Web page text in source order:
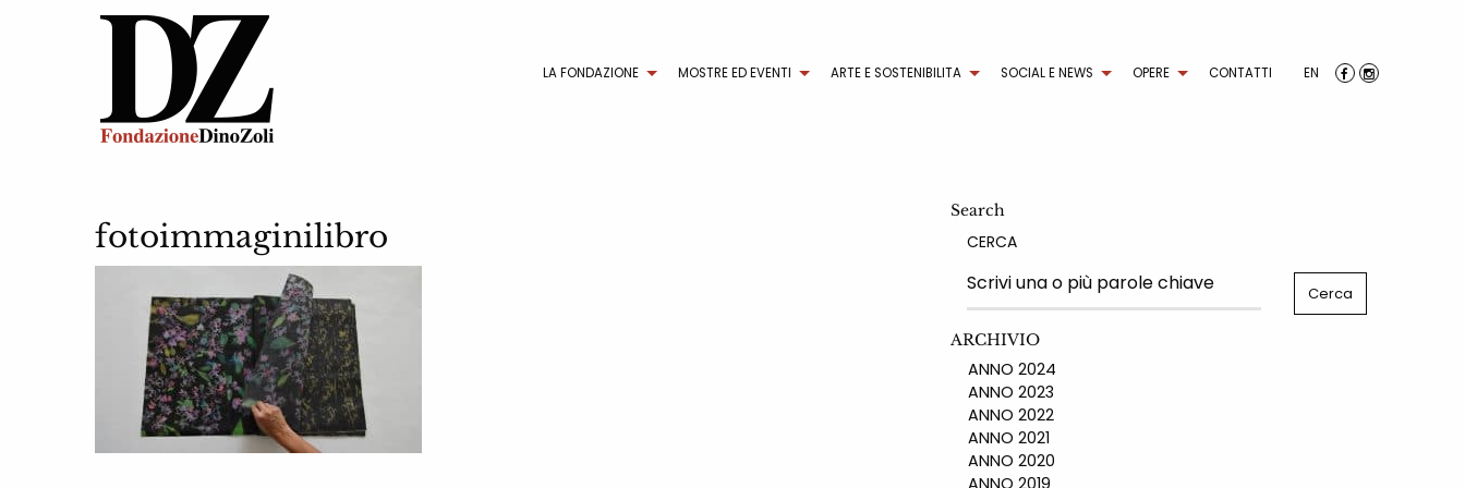
LA FONDAZIONE MOSTRE ED EVENTI ARTE E SOSTENIBILITA SOCIAL E NEWS OPERE CONTATTI EN
fotoimmaginilibro
Search
CERCA
ARCHIVIO
ANNO 2024
ANNO 2023
ANNO 2022
ANNO 2021
ANNO 2020